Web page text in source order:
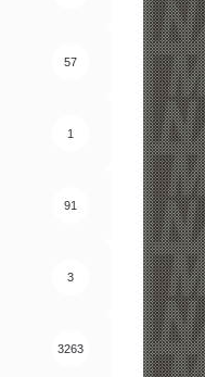
57
1
91
3
3263